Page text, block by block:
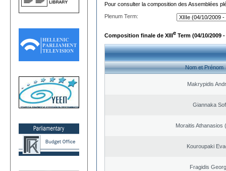
Pour consulter la composition des Assemblées
Plenum Term:
Composition finale de XIIIe Term (04/10/2009 -
Nom et Prénom
Makrypidis
Giannaka
Moraitis Athanasios
Kouroupaki
Fragidis